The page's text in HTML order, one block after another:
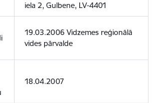
iela 2, Gulbene, LV-4401
19.03.2006 Vidzemes reģionālā
vides pārvalde
18.04.2007